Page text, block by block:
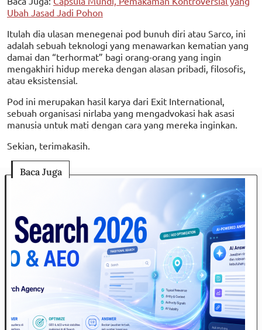
Ubah Jasad Jadi Pohon
Itulah dia ulasan menegenai pod bunuh diri atau Sarco, ini
adalah sebuah teknologi yang menawarkan kematian yang
damai dan “terhormat” bagi orang-orang yang ingin
mengakhiri hidup mereka dengan alasan pribadi, filosofis,
atau eksistensial.
Pod ini merupakan hasil karya dari Exit International,
sebuah organisasi nirlaba yang mengadvokasi hak asasi
manusia untuk mati dengan cara yang mereka inginkan.
Sekian, terimakasih.
Baca Juga